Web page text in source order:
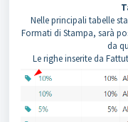
Nelle principali tabelle
Formati di Stampa, sarà
da
Le righe inserite da